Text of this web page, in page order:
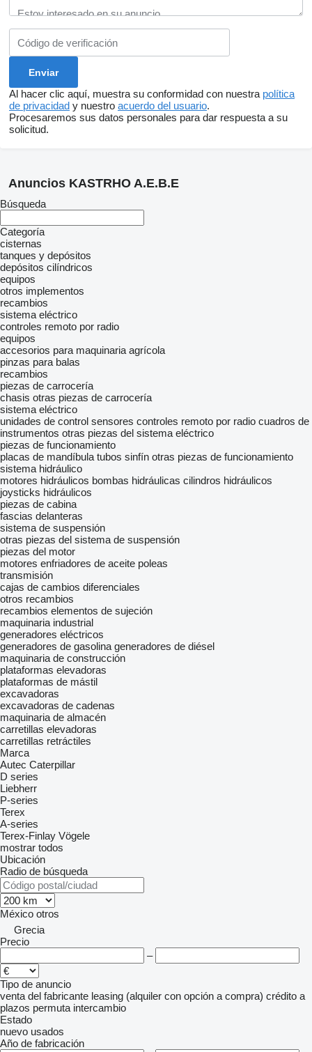
Al hacer clic aquí, muestra su conformidad con nuestra política
de privacidad y nuestro acuerdo del usuario.
Procesaremos sus datos personales para dar respuesta a su
solicitud.
Anuncios KASTRHO A.E.B.E
Búsqueda
Categoría
cisternas
tanques y depósitos
depósitos cilíndricos
equipos
otros implementos
recambios
sistema eléctrico
controles remoto por radio
equipos
accesorios para maquinaria agrícola
pinzas para balas
recambios
piezas de carrocería
chasis otras piezas de carrocería
sistema eléctrico
unidades de control sensores controles remoto por radio cuadros de
instrumentos otras piezas del sistema eléctrico
piezas de funcionamiento
placas de mandíbula tubos sinfín otras piezas de funcionamiento
sistema hidráulico
motores hidráulicos bombas hidráulicas cilindros hidráulicos
joysticks hidráulicos
piezas de cabina
fascias delanteras
sistema de suspensión
otras piezas del sistema de suspensión
piezas del motor
motores enfriadores de aceite poleas
transmisión
cajas de cambios diferenciales
otros recambios
recambios elementos de sujeción
maquinaria industrial
generadores eléctricos
generadores de gasolina generadores de diésel
maquinaria de construcción
plataformas elevadoras
plataformas de mástil
excavadoras
excavadoras de cadenas
maquinaria de almacén
carretillas elevadoras
carretillas retráctiles
Marca
Autec Caterpillar
D series
Liebherr
P-series
Terex
A-series
Terex-Finlay Vögele
mostrar todos
Ubicación
Radio de búsqueda
México otros
Grecia
Precio
–
Tipo de anuncio
venta del fabricante leasing (alquiler con opción a compra) crédito a
plazos permuta intercambio
Estado
nuevo usados
Año de fabricación